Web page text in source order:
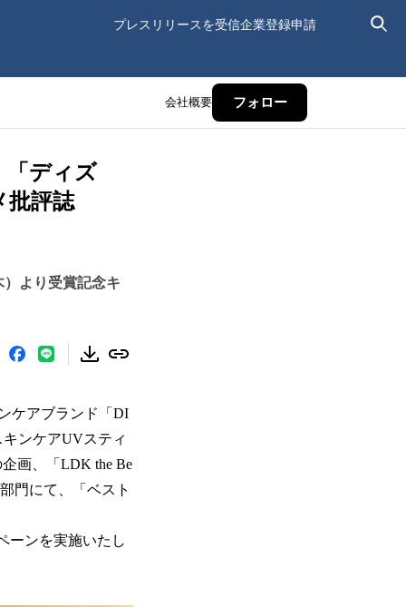
プレスリリースを受信企業登録申請
会社概要 フォロー
「ディズ
評誌
より受賞記念キ
ケアブランド「DI
ンケアUVスティ
画、「LDK the Be
門にて、「ベスト
ーンを実施いたし